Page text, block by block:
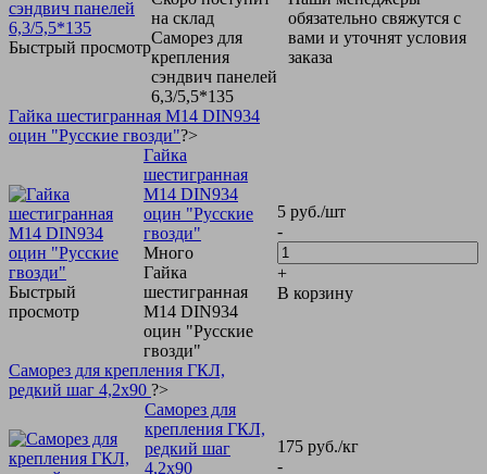
Быстрый просмотр
на склад
Саморез для
крепления
сэндвич панелей
6,3/5,5*135
обязательно свяжутся с
вами и уточнят условия
заказа
Гайка шестигранная М14 DIN934
оцин "Русские гвозди"?>
Быстрый
просмотр
Гайка
шестигранная
М14 DIN934
оцин "Русские
гвозди"
Много
Гайка
шестигранная
М14 DIN934
оцин "Русские
гвозди"
5 руб./шт
-
+
В корзину
Саморез для крепления ГКЛ,
редкий шаг 4,2х90 ?>
Саморез для
крепления ГКЛ,
редкий шаг
4,2х90
175 руб./кг
-